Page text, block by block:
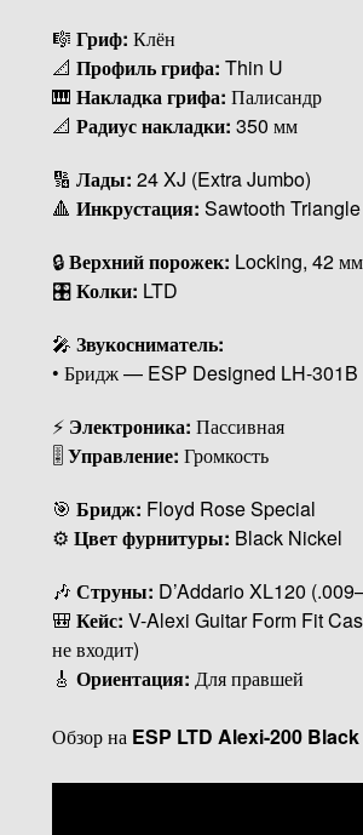
🎼 Гриф: Клён
📐 Профиль грифа: Thin U
🎹 Накладка грифа: Палисандр
📐 Радиус накладки: 350 мм
🔢 Лады: 24 XJ (Extra Jumbo)
🔺 Инкрустация: Sawtooth Triangle
🔒Верхний порожек: Locking, 42 мм
🎛Колки: LTD
🎤 Звукосниматель:
• Бридж — ESP Designed LH-301B
⚡ Электроника: Пассивная
🎚Управление: Громкость
🎯 Бридж: Floyd Rose Special
⚙ Цвет фурнитуры: Black Nickel
🎶 Струны: D’Addario XL120
🎒 Кейс: V-Alexi Guitar Form Fit
не входит)
🎸 Ориентация: Для правшей
Обзор на ESP LTD Alexi-200 Black